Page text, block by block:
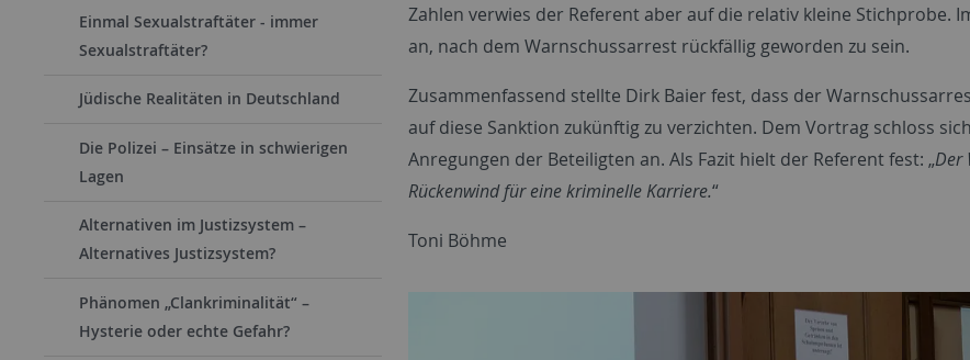
Einmal Sexualstraftäter - immer
Sexualstraftäter?
Jüdische Realitäten in Deutschland
Die Polizei – Einsätze in schwierigen
Lagen
Alternativen im Justizsystem –
Alternatives Justizsystem?
Phänomen „Clankriminalität“ –
Hysterie oder echte Gefahr?
Zahlen verwies der Referent aber auf die relativ kleine Stichprobe.
an, nach dem Warnschussarrest rückfällig geworden zu sein.
Zusammenfassend stellte Dirk Baier fest, dass der
auf diese Sanktion zukünftig zu verzichten. Dem Vortrag schloss
Anregungen der Beteiligten an. Als Fazit hielt der Referent fest: „Der
Rückenwind für eine kriminelle Karriere.“
Toni Böhme